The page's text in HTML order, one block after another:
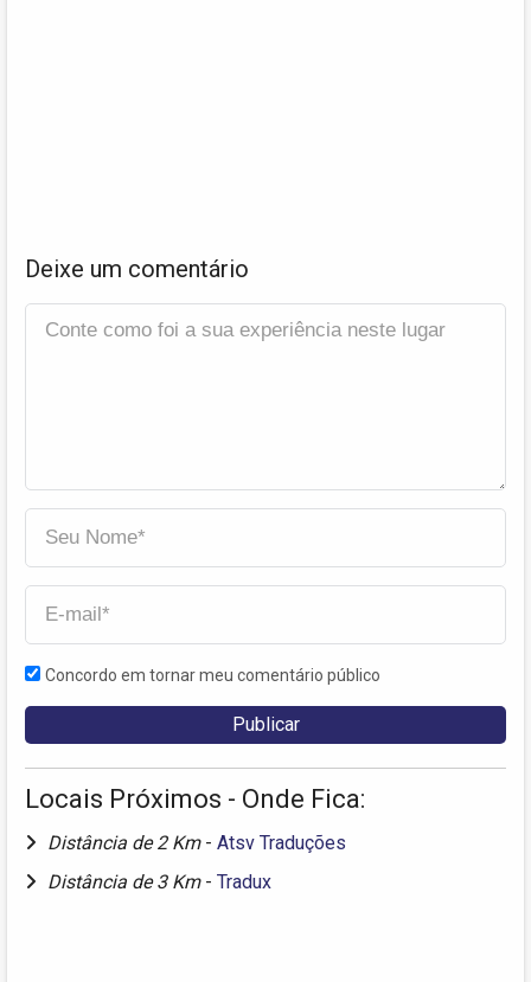
Deixe um comentário
Concordo em tornar meu comentário público
Locais Próximos - Onde Fica:
Distância de 2 Km - Atsv Traduções
Distância de 3 Km - Tradux